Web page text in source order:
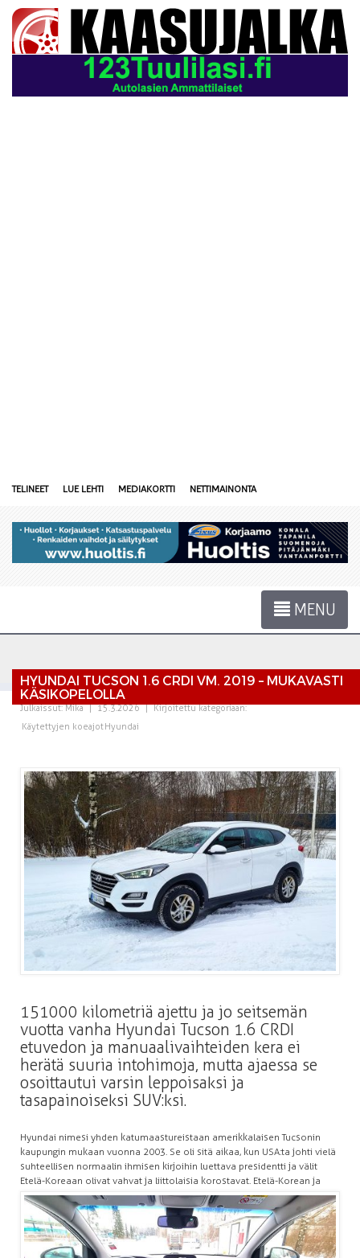
TELINEET LUE LEHTI MEDIAKORTTI NETTIMAINONTA
MENU
HYUNDAI TUCSON 1.6 CRDI VM. 2019 – MUKAVASTI
KÄSIKOPELOLLA
Julkaissut:Mika | 15.3.2026 | Kirjoitettu kategoriaan:
Käytettyjen koeajotHyundai
151 000 kilometriä ajettu ja jo seitsemän
vuotta vanha Hyundai Tucson 1.6 CRDI
etuvedon ja manuaalivaihteiden kera ei
herätä suuria intohimoja, mutta ajaessa se
osoittautui varsin leppoisaksi ja
tasapainoiseksi SUV:ksi.
Hyundai nimesi yhden katumaastureistaan amerikkalaisen Tucsonin
kaupungin mukaan vuonna 2003. Se oli sitä aikaa, kun USA:ta johti vielä
suhteellisen normaalin ihmisen kirjoihin luettava presidentti ja välit
Etelä-Koreaan olivat vahvat ja liittolaisia korostavat. Etelä-Korean ja